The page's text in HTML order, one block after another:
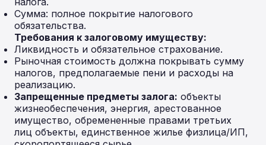
Сумма: полное покрытие налогового
обязательства.
Требования к залоговому имуществу:
Ликвидность и обязательное страхование.
Рыночная стоимость должна покрывать сумму
налогов, предполагаемые пени и расходы на
реализацию.
Запрещенные предметы залога: объекты
жизнеобеспечения, энергия, арестованное
имущество, обремененные правами третьих
лиц объекты, единственное жилье физлица/ИП,